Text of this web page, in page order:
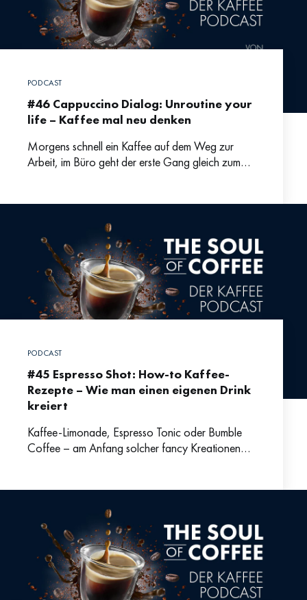
PODCAST
#46 Cappuccino Dialog: Unroutine your
life – Kaffee mal neu denken
Morgens schnell ein Kaffee auf dem Weg zur
Arbeit, im Büro geht der erste Gang gleich zum
PODCAST
#45 Espresso Shot: How-to Kaffee-
Rezepte – Wie man einen eigenen Drink
kreiert
Kaffee-Limonade, Espresso Tonic oder Bumble
Coffee – am Anfang solcher fancy Kreationen